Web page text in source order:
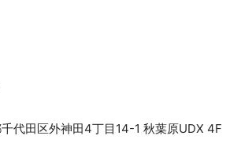
代田区外神田4丁目14-1 秋葉原UDX 4F